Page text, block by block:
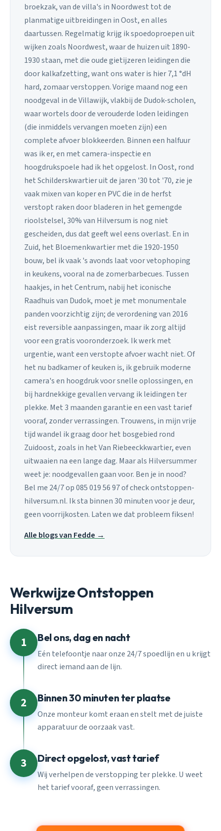
broekzak, van de villa's in Noordwest tot de
planmatige uitbreidingen in Oost, en alles
daartussen. Regelmatig krijg ik spoedoproepen uit
wijken zoals Noordwest, waar de huizen uit 1890-
1930 staan, met die oude gietijzeren leidingen die
door kalkafzetting, want ons water is hier 7,1 °dH
hard, zomaar verstoppen. Vorige maand nog een
noodgeval in de Villawijk, vlakbij de Dudok-scholen,
waar wortels door de verouderde loden leidingen
(die inmiddels vervangen moeten zijn) een
complete afvoer blokkeerden. Binnen een halfuur
was ik er, en met camera-inspectie en
hoogdrukspoele had ik het opgelost. In Oost, rond
het Schilderskwartier uit de jaren '30 tot '70, zie je
vaak mixen van koper en PVC die in de herfst
verstopt raken door bladeren in het gemengde
rioolstelsel, 30% van Hilversum is nog niet
gescheiden, dus dat geeft wel eens overlast. En in
Zuid, het Bloemenkwartier met die 1920-1950
bouw, bel ik vaak 's avonds laat voor vetophoping
in keukens, vooral na de zomerbarbecues. Tussen
haakjes, in het Centrum, nabij het iconische
Raadhuis van Dudok, moet je met monumentale
panden voorzichtig zijn; de verordening van 2016
eist reversible aanpassingen, maar ik zorg altijd
voor een gratis vooronderzoek. Ik werk met
urgentie, want een verstopte afvoer wacht niet. Of
het nu badkamer of keuken is, ik gebruik moderne
camera's en hoogdruk voor snelle oplossingen, en
bij hardnekkige gevallen vervang ik leidingen ter
plekke. Met 3 maanden garantie en een vast tarief
vooraf, zonder verrassingen. Trouwens, in mijn vrije
tijd wandel ik graag door het bosgebied rond
Zuidoost, zoals in het Van Riebeeckkwartier, even
uitwaaien na een lange dag. Maar als Hilversummer
weet je: noodgevallen gaan voor. Ben je in nood?
Bel me 24/7 op 085 019 56 97 of check ontstoppen-
hilversum.nl. Ik sta binnen 30 minuten voor je deur,
geen voorrijkosten. Laten we dat probleem fiksen!
Alle blogs van Fedde →
Werkwijze Ontstoppen
Hilversum
1 Bel ons, dag en nacht
Eén telefoontje naar onze 24/7 spoedlijn en u krijgt
direct iemand aan de lijn.
2 Binnen 30 minuten ter plaatse
Onze monteur komt eraan en stelt met de juiste
apparatuur de oorzaak vast.
3 Direct opgelost, vast tarief
Wij verhelpen de verstopping ter plekke. U weet
het tarief vooraf, geen verrassingen.